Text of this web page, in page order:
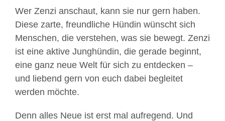
Wer Zenzi anschaut, kann sie nur gern haben.
Diese zarte, freundliche Hündin wünscht sich
Menschen, die verstehen, was sie bewegt. Zenzi
ist eine aktive Junghündin, die gerade beginnt,
eine ganz neue Welt für sich zu entdecken –
und liebend gern von euch dabei begleitet
werden möchte.
Denn alles Neue ist erst mal aufregend. Und